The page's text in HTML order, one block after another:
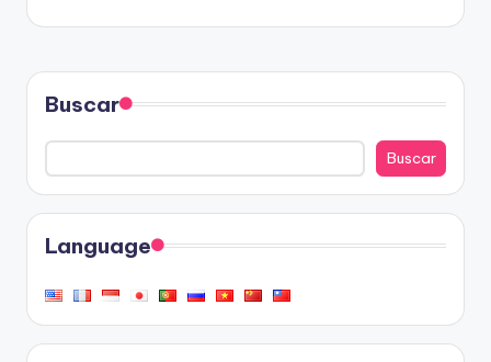
Buscar
Buscar
Language